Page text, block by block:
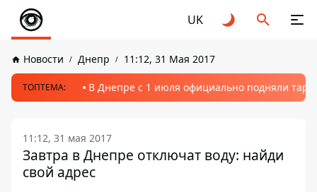
UK
Новости Днепр 11:12, 31 Мая 2017
ТОПТЕМА: В Днепре с 1 июля официально подняли
11:12, 31 мая 2017
Завтра в Днепре отключат воду: найди
свой адрес